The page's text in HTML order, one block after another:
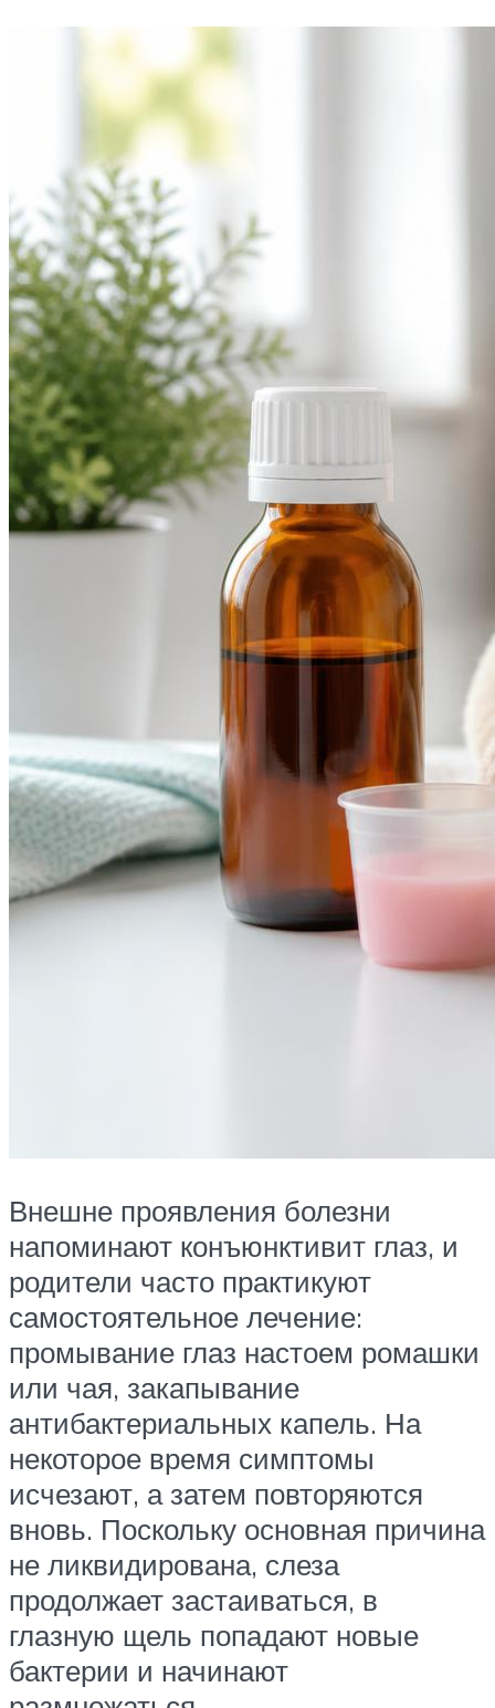
Внешне проявления болезни
напоминают конъюнктивит глаз, и
родители часто практикуют
самостоятельное лечение:
промывание глаз настоем ромашки
или чая, закапывание
антибактериальных капель. На
некоторое время симптомы
исчезают, а затем повторяются
вновь. Поскольку основная причина
не ликвидирована, слеза
продолжает застаиваться, в
глазную щель попадают новые
бактерии и начинают